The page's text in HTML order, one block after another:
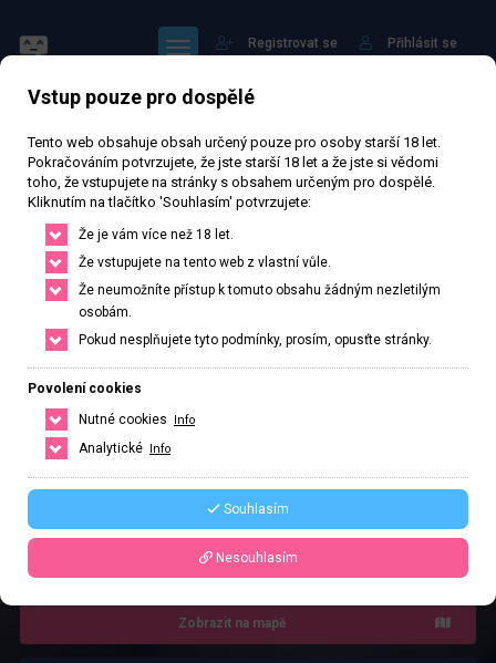
Přihlásit se
Registrovat se
Hanča
13 077 zhlédnutí
let 150
Plzeň, Plzeňský kraj, Česká republika
Řekněte že voláte z webu www.privatzone.com
4.0 Recenze: 1
Zobrazit na mapě
Vstup pouze pro dospělé
Tento web obsahuje obsah určený pouze pro osoby starší 18 let.
Pokračováním potvrzujete, že jste starší 18 let a že jste si vědomi
toho, že vstupujete na stránky s obsahem určeným pro dospělé.
Kliknutím na tlačítko 'Souhlasím' potvrzujete:
Že je vám více než 18 let.
Že vstupujete na tento web z vlastní vůle.
Že neumožníte přístup k tomuto obsahu žádným nezletilým
osobám.
Pokud nesplňujete tyto podmínky, prosím, opusťte stránky.
Povolení cookies
Nutné cookies
Info
Analytické Info
Souhlasím
Nesouhlasím